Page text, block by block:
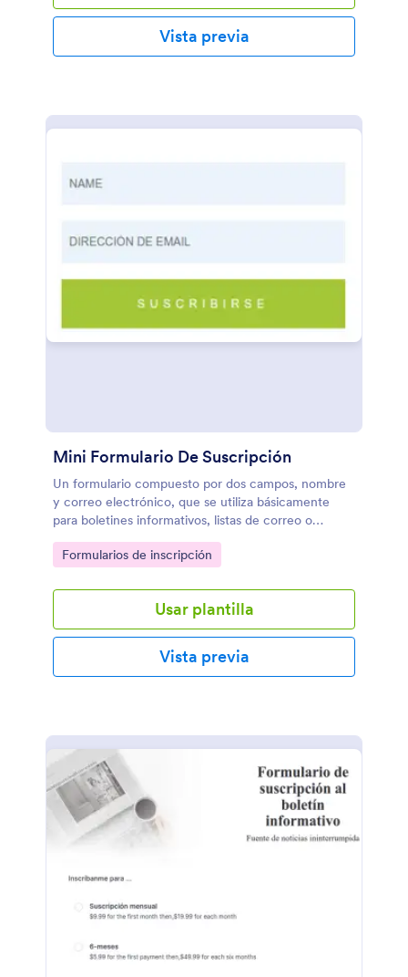
Vista previa
Mini Formulario De Suscripción
Un formulario compuesto por dos campos, nombre
y correo electrónico, que se utiliza básicamente
para boletines informativos, listas de correo o
suscripciones a noticias.
Go to Category:
Formularios de inscripción
Usar plantilla
Vista previa